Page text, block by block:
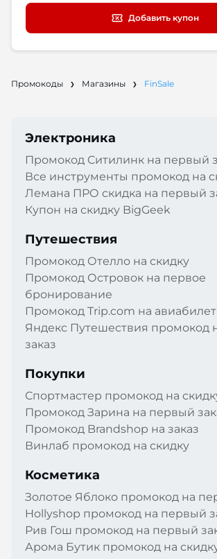
Добавить купон
Промокоды Магазины FinSale
Электроника
Промокод Cитилинк на первый
Все инструменты промокод на
Лемана ПРО скидка на первый
Купон на скидку BigGeek
Путешествия
Промокод Отелло на скидку
Промокод Островок на первое
бронирование
Промокод Trip.com на
Яндекс Путешествия промокод
заказ
Покупки
Спортмастер промокод на
Промокод Зарина на первый
Промокод Brandshop на заказ
Винлаб промокод на скидку
Косметика
Золотое Яблоко промокод на
Hollyshop промокод на первый
Рив Гош промокод на первый
Арома Бутик промокод на